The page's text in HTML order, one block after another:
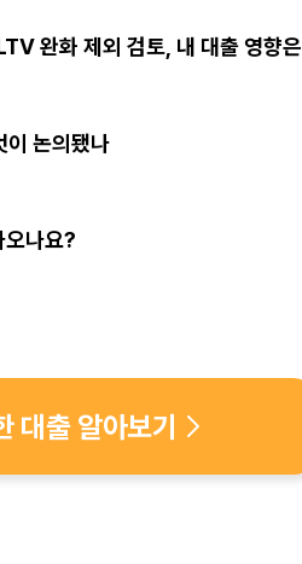
다. 감사합니다!
완화 제외 검토, 내 대출 영향은
이 논의됐나
오나요?
대출 알아보기